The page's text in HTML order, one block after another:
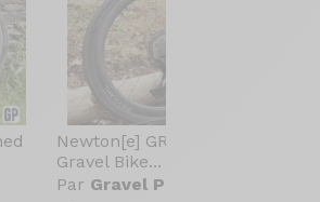
Newton[e] GR Review: The
Gravel Bike...
Par Gravel Passion